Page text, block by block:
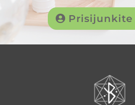
Prisijunkite